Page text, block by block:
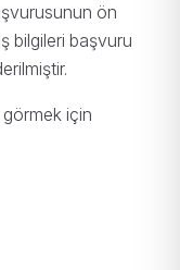
ön
bilgileri başvuru
için